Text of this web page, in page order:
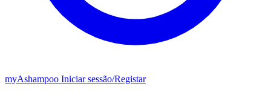
myAshampoo Iniciar sessão/Registar